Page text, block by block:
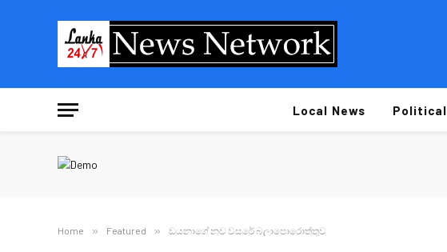
Local News Political
Home » Featured » ඩයනාගේ නව වසරේ බලාපොරොත්තුව